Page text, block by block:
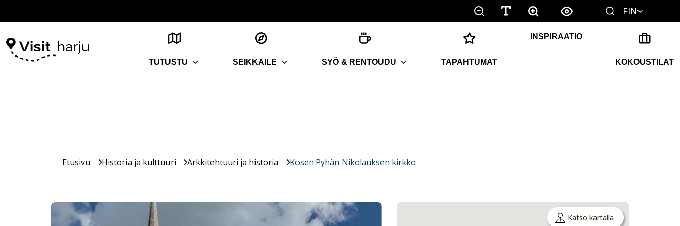
FIN
TUTUSTU SEIKKAILE SYÖ & RENTOUDU TAPAHTUMAT
INSPIRAATIO
KOKOUSTILAT
Etusivu Historia ja kulttuuri Arkkitehtuuri ja historia Kosen Pyhän Nikolauksen kirkko
Katso kartalla